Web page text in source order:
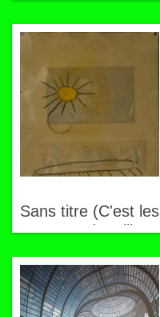
Sans titre (C'est les
pattes du mille
repoussant parce
qu'on ne peut pas
l'approcher)